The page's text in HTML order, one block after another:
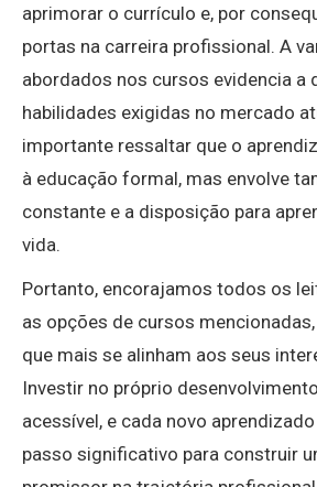
aprimorar o currículo e, por
portas na carreira profissional. A
abordados nos cursos evidencia a
habilidades exigidas no mercado
importante ressaltar que o
à educação formal, mas envolve
constante e a disposição para
vida.
Portanto, encorajamos todos os
as opções de cursos
que mais se alinham aos seus
Investir no próprio
acessível, e cada novo
passo significativo para construir